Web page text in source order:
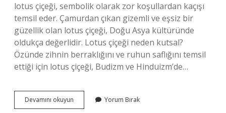
lotus çiçeği, sembolik olarak zor koşullardan kaçışı
temsil eder. Çamurdan çıkan gizemli ve eşsiz bir
güzellik olan lotus çiçeği, Doğu Asya kültüründe
oldukça değerlidir. Lotus çiçeği neden kutsal?
Özünde zihnin berraklığını ve ruhun saflığını temsil
ettiği için lotus çiçeği, Budizm ve Hinduizm’de…
Devamını okuyun
Çiçeği
Yorum Bırak